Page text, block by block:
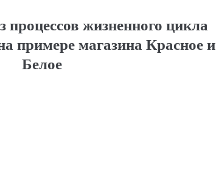
процессов жизненного цикла
примере магазина Красное и
Белое